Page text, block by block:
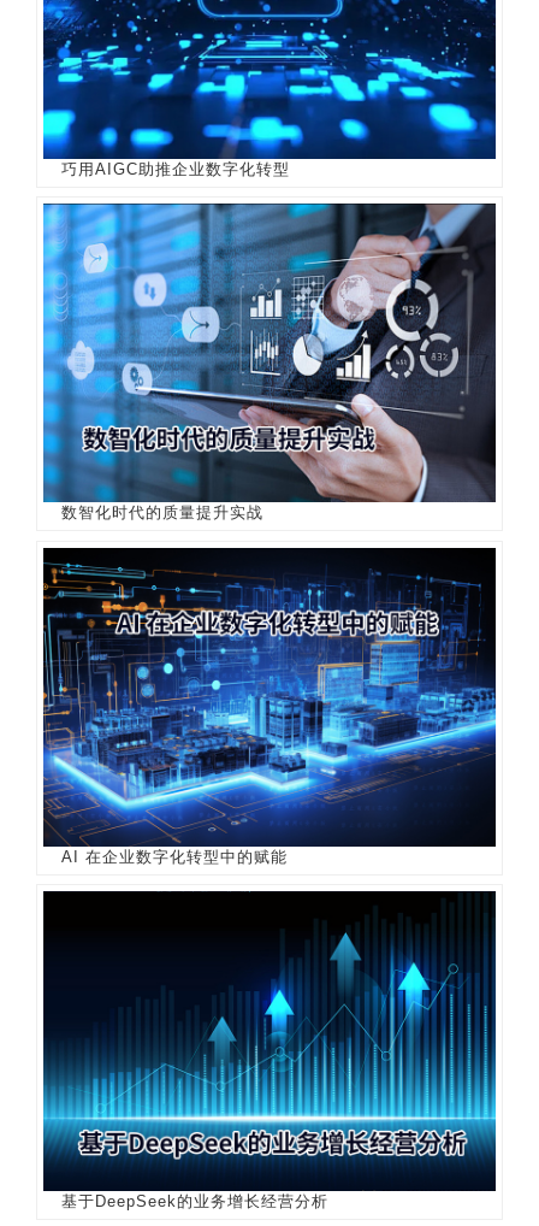
巧用AIGC助推企业数字化转型
数智化时代的质量提升实战
AI 在企业数字化转型中的赋能
基于DeepSeek的业务增长经营分析